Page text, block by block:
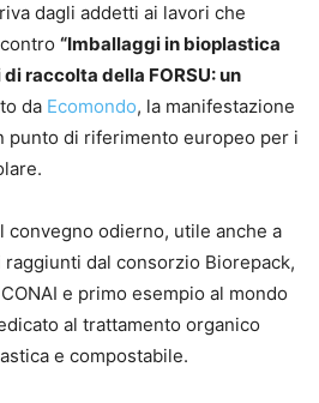
dagli addetti ai lavori che
“Imballaggi in bioplastica
raccolta della FORSU: un
da Ecomondo, la manifestazione
punto di riferimento europeo per i
convegno odierno, utile anche a
dal consorzio Biorepack,
e primo esempio al mondo
al trattamento organico
e compostabile.